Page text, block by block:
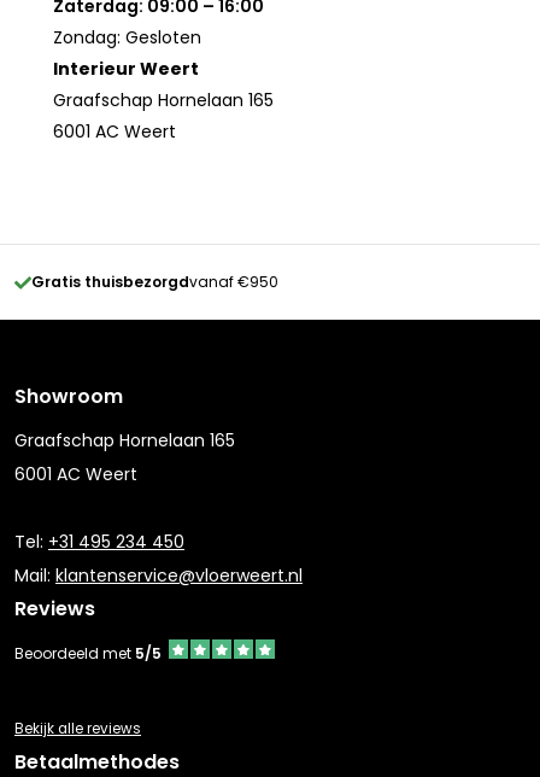
Zaterdag: 09:00 – 16:00
Zondag: Gesloten
Interieur Weert
Graafschap Hornelaan 165
6001 AC Weert
Gratis thuisbezorgdvanaf €950
Showroom
Graafschap Hornelaan 165
6001 AC Weert
Tel: +31 495 234 450
Mail: klantenservice@vloerweert.nl
Reviews
Beoordeeld met 5/5
Bekijk alle reviews
Betaalmethodes